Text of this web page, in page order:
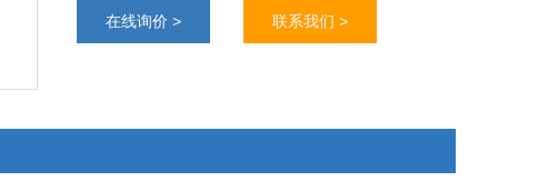
在线询价 > 联系我们 >